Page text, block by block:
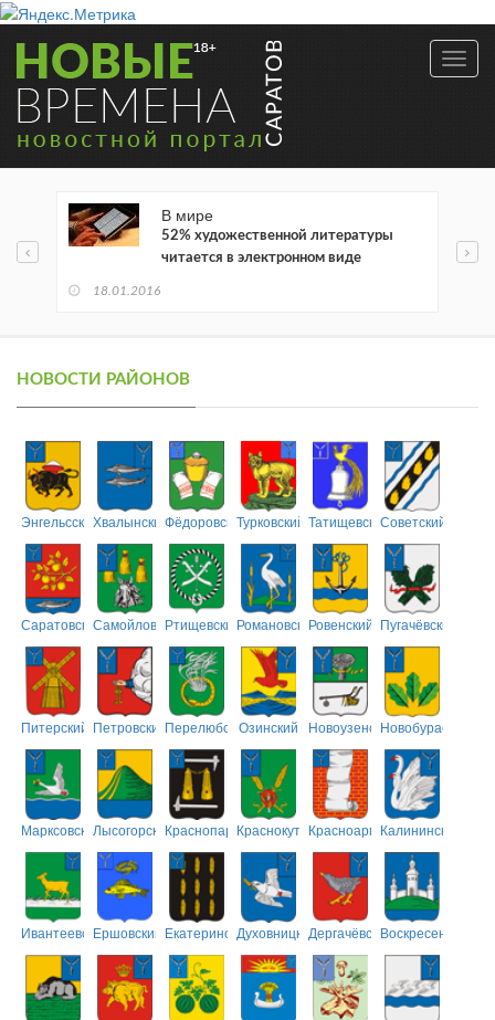
В мире
52% художественной литературы
читается в электронном виде
18.01.2016
НОВОСТИ РАЙОНОВ
ЭнгельсскийХвалынскийФёдоровскийТурковский ТатищевскийСоветский
СаратовскийСамойловскийРтищевскийРомановскийРовенский Пугачёвский
Питерский ПетровскийПерелюбскийОзинский НовоузенскийНовобурасский
МарксовскийЛысогорскийКраснопартизанский
КраснокутскийКрасноармейский
Калининский
ИвантеевскийЕршовский ЕкатериновскийДуховницкийДергачёвскийВоскресенский